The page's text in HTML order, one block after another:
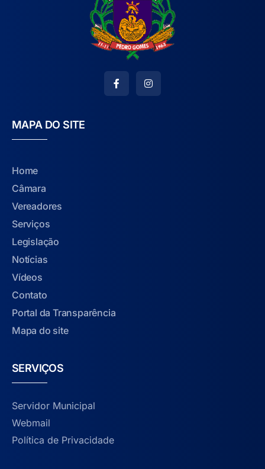
MAPA DO SITE
Home
Câmara
Vereadores
Serviços
Legislação
Notícias
Vídeos
Contato
Portal da Transparência
Mapa do site
SERVIÇOS
Servidor Municipal
Webmail
Política de Privacidade